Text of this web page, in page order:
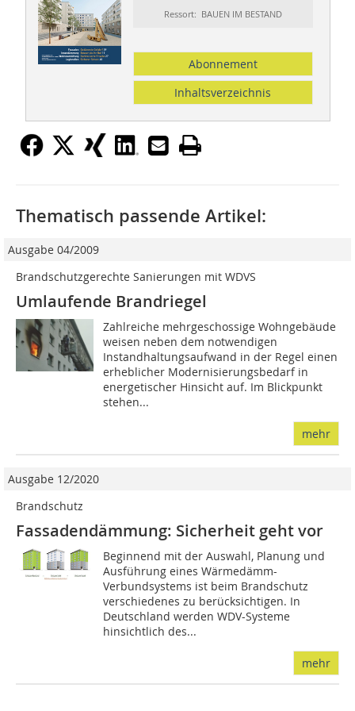
Ressort: BAUEN IM BESTAND
Abonnement
Inhaltsverzeichnis
Thematisch passende Artikel:
Ausgabe 04/2009
Brandschutzgerechte Sanierungen mit WDVS
Umlaufende Brandriegel
Zahlreiche mehrgeschossige Wohngebäude
weisen neben dem notwendigen
Instandhaltungsaufwand in der Regel einen
erheblicher Modernisierungsbedarf in
energetischer Hinsicht auf. Im Blickpunkt
stehen...
mehr
Ausgabe 12/2020
Brandschutz
Fassadendämmung: Sicherheit geht vor
Beginnend mit der Auswahl, Planung und
Ausführung eines Wärmedämm-
Verbundsystems ist beim Brandschutz
verschiedenes zu berücksichtigen. In
Deutschland werden WDV-Systeme
hinsichtlich des...
mehr